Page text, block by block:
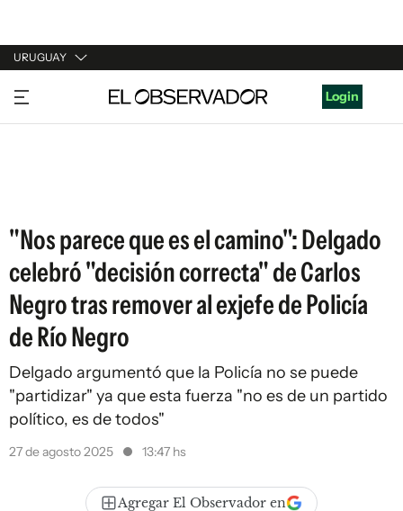
URUGUAY
URUGUAY
ARGENTINA
Login
"Nos parece que es el camino": Delgado
celebró "decisión correcta" de Carlos
Negro tras remover al exjefe de Policía
de Río Negro
Delgado argumentó que la Policía no se puede
"partidizar" ya que esta fuerza "no es de un partido
político, es de todos"
27 de agosto 2025 13:47 hs
Agregar El Observador en